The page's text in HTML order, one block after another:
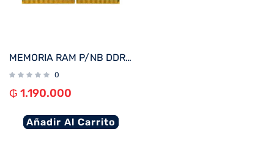
MEMORIA RAM P/NB DDR4 16GB 3200 KINGSTON KVR32S22D8/16
0
₲ 1.190.000
Añadir Al Carrito